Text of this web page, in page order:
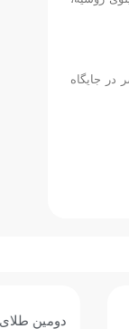
در جایگاه
در شنای غرب